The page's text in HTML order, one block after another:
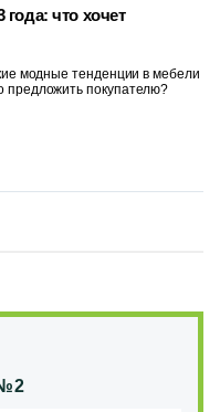
что хочет
модные тенденции в мебели
предложить покупателю?